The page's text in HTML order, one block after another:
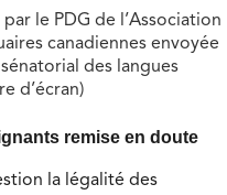
le PDG de l’Association
canadiennes envoyée
des langues
d’écran)
remise en doute
la légalité des